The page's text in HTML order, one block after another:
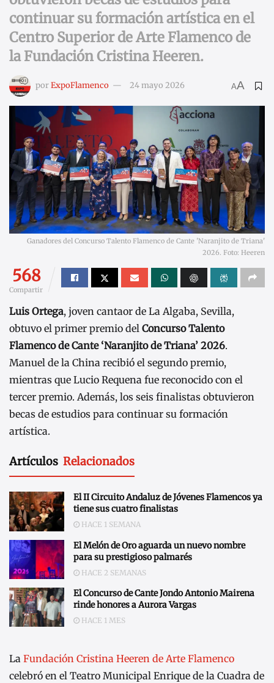
continuar su formación artística en el
Centro Superior de Arte Flamenco de
la Fundación Cristina Heeren.
porExpoFlamenco 24 mayo 2026 AA
Ganadores del Concurso Talento Flamenco de Cante 'Naranjito de Triana'
2026. Foto: Heeren
568
Compartir
Luis Ortega, joven cantaor de La Algaba, Sevilla,
obtuvo el primer premio del Concurso Talento
Flamenco de Cante ‘Naranjito de Triana’ 2026.
Manuel de la China recibió el segundo premio,
mientras que Lucio Requena fue reconocido con el
tercer premio. Además, los seis finalistas obtuvieron
becas de estudios para continuar su formación
artística.
Artículos Relacionados
El II Circuito Andaluz de Jóvenes Flamencos ya
tiene sus cuatro finalistas
HACE 1 SEMANA
El Melón de Oro aguarda un nuevo nombre
para su prestigioso palmarés
HACE 2 SEMANAS
El Concurso de Cante Jondo Antonio Mairena
rinde honores a Aurora Vargas
HACE 1 MES
La Fundación Cristina Heeren de Arte Flamenco
celebró en el Teatro Municipal Enrique de la Cuadra de